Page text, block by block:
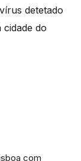
detetado
do
com